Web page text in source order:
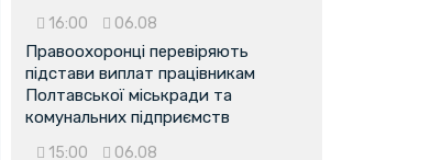
16:00 06.08
Правоохоронці перевіряють
підстави виплат працівникам
Полтавської міськради та
комунальних підприємств
15:00 06.08